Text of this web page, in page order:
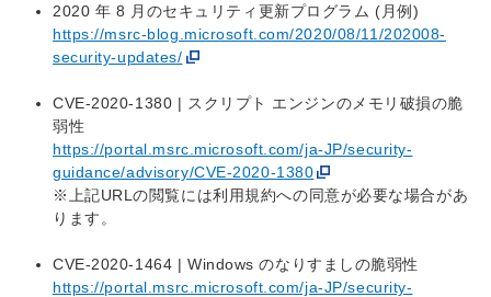
2020 年 8 月のセキュリティ更新プログラム (月例)
https://msrc-blog.microsoft.com/2020/08/11/202008-
security-updates/
CVE-2020-1380 | スクリプト エンジンのメモリ破損の脆
弱性
https://portal.msrc.microsoft.com/ja-JP/security-
guidance/advisory/CVE-2020-1380
※上記URLの閲覧には利用規約への同意が必要な場合があ
ります。
CVE-2020-1464 | Windows のなりすましの脆弱性
https://portal.msrc.microsoft.com/ja-JP/security-